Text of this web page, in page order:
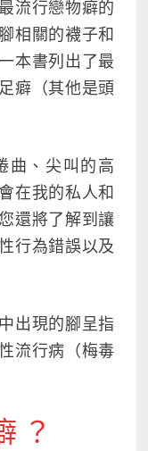
流行戀物癖的
相關的襪子和
本書列出了最
癖（其他是頭
曲、尖叫的高
在我的私人和
還將了解到讓
行為錯誤以及
出現的腳呈指
流行病（梅毒
？